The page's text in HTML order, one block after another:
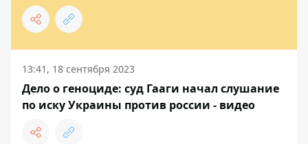
13:41, 18 сентября 2023
Дело о геноциде: суд Гааги начал слушание
по иску Украины против россии - видео